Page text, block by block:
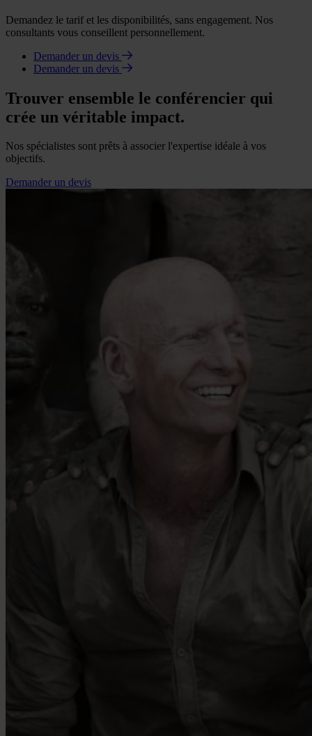
Demandez le tarif et les disponibilités, sans engagement. Nos
consultants vous conseillent personnellement.
Demander un devis
Demander un devis
Trouver ensemble le conférencier qui
crée un véritable impact.
Nos spécialistes sont prêts à associer l'expertise idéale à vos
objectifs.
Demander un devis